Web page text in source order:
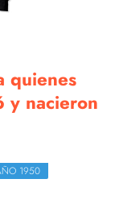
quienes
y nacieron
1950